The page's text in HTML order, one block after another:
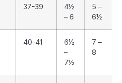
37-39
4½
– 6
5 –
6½
40-41
6½
–
7½
7 –
8